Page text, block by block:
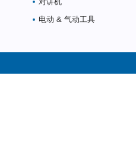
电动 & 气动工具